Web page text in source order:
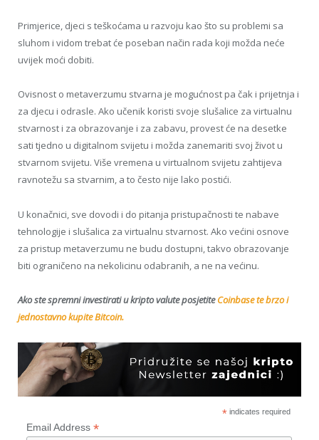
Primjerice, djeci s teškoćama u razvoju kao što su problemi sa
sluhom i vidom trebat će poseban način rada koji možda neće
uvijek moći dobiti.
Ovisnost o metaverzumu stvarna je mogućnost pa čak i prijetnja i
za djecu i odrasle. Ako učenik koristi svoje slušalice za virtualnu
stvarnost i za obrazovanje i za zabavu, provest će na desetke
sati tjedno u digitalnom svijetu i možda zanemariti svoj život u
stvarnom svijetu. Više vremena u virtualnom svijetu zahtijeva
ravnotežu sa stvarnim, a to često nije lako postići.
U konačnici, sve dovodi i do pitanja pristupačnosti te nabave
tehnologije i slušalica za virtualnu stvarnost. Ako većini osnove
za pristup metaverzumu ne budu dostupni, takvo obrazovanje
biti ograničeno na nekolicinu odabranih, a ne na većinu.
Ako ste spremni investirati u kripto valute posjetiteCoinbase te brzo i
jednostavno kupite Bitcoin.
*indicates required
Email Address *